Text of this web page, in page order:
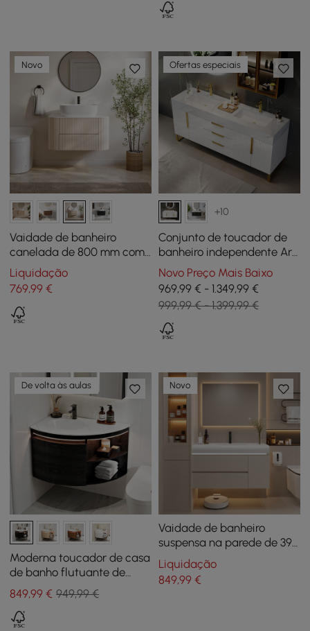
Novo
Vaidade de banheiro
canelada de 800 mm com
pia de vaso — Design
flutuante montado na
parede
Liquidação
769,99 €
Ofertas especiais
+10
Conjunto de toucador de
banheiro independente Aro
de 1500 mm branco e
dourado com pias
Novo Preço Mais Baixo
969,99 € - 1.349,99 €
999,99 € - 1.399,99 €
De volta às aulas
Moderna toucador de casa
de banho flutuante de
canto de 91 cm com
lavatório, luz LED,
arrumação
849,99 € 949,99 €
Novo
Vaidade de banheiro
suspensa na parede de 39"
branca com amplo
armazenamento e luz
ajustável
Liquidação
849,99€